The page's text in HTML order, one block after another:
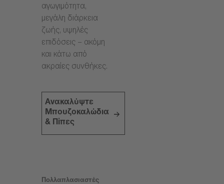
αγωγιμότητα,
μεγάλη διάρκεια
ζωής, υψηλές
επιδόσεις – ακόμη
και κάτω από
ακραίες συνθήκες.
Ανακαλύψτε
Μπουζοκαλώδια
& Πίπες
Πολλαπλασιαστές